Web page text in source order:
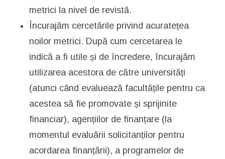
metrici la nivel de revistă.
Încurajăm cercetările privind acuratețea
noilor metrici. După cum cercetarea le
indică a fi utile și de încredere, încurajăm
utilizarea acestora de către universități
(atunci când evaluează facultățile pentru ca
acestea să fie promovate și sprijinite
financiar), agențiilor de finanțare (la
momentul evaluării solicitanților pentru
acordarea finanțării), a programelor de